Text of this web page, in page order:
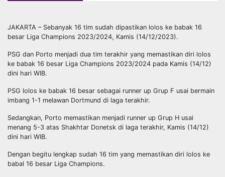
JAKARTA – Sebanyak 16 tim sudah dipastikan lolos ke babak 16
besar Liga Champions 2023/2024, Kamis (14/12/2023).
PSG dan Porto menjadi dua tim terakhir yang memastikan diri lolos
ke babak 16 besar Liga Champions 2023/2024 pada Kamis (14/12)
dini hari WIB.
PSG lolos ke babak 16 besar sebagai runner up Grup F usai bermain
imbang 1-1 melawan Dortmund di laga terakhir.
Sedangkan, Porto memastikan menjadi runner up Grup H usai
menang 5-3 atas Shakhtar Donetsk di laga terakhir, Kamis (14/12)
dini hari WIB.
Dengan begitu lengkap sudah 16 tim yang memastikan diri lolos ke
babal 16 besar Liga Champions.